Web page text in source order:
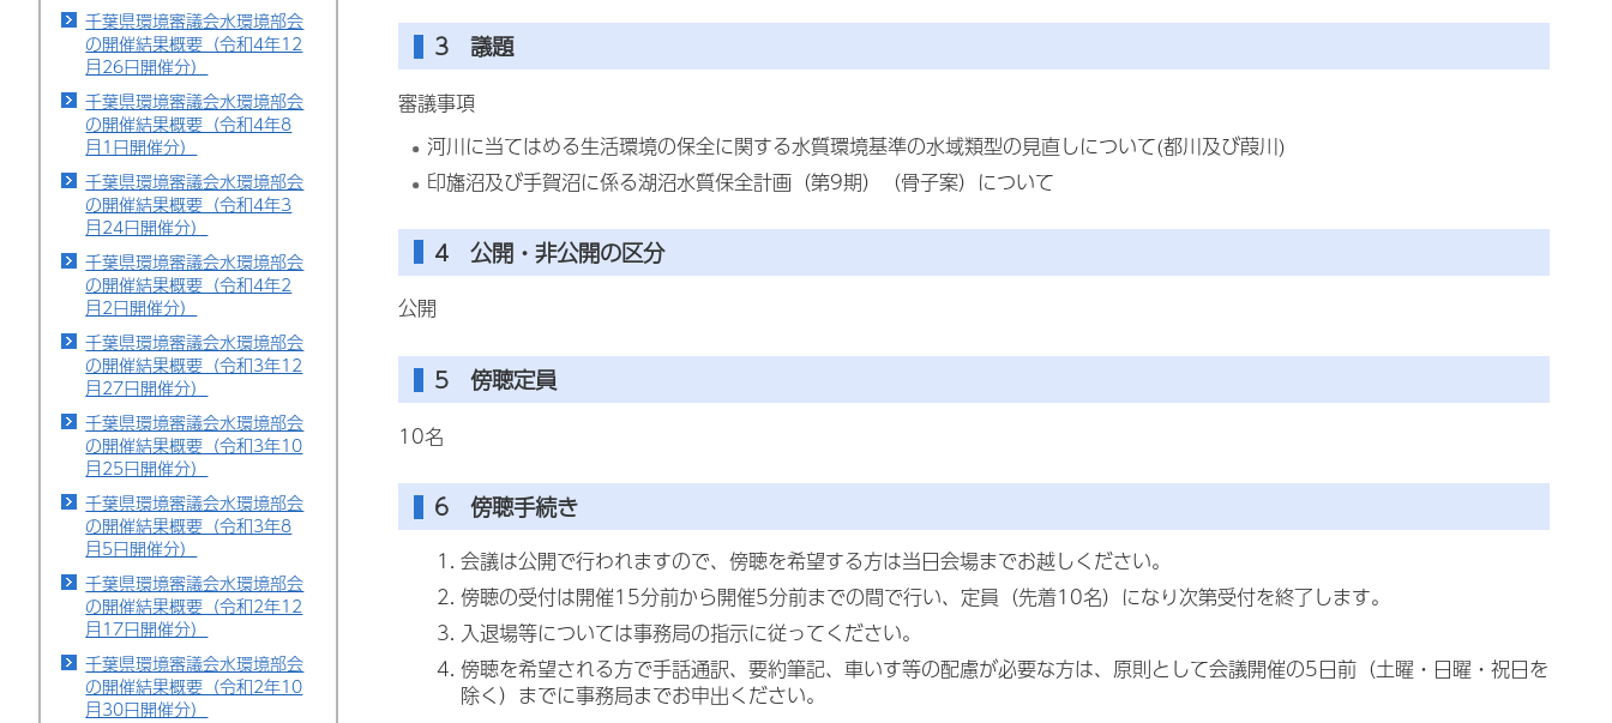
千葉県環境審議会水環境部会
の開催結果概要（令和4年12
月26日開催分）
千葉県環境審議会水環境部会
の開催結果概要（令和4年8
月1日開催分）
千葉県環境審議会水環境部会
の開催結果概要（令和4年3
月24日開催分）
千葉県環境審議会水環境部会
の開催結果概要（令和4年2
月2日開催分）
千葉県環境審議会水環境部会
の開催結果概要（令和3年12
月27日開催分）
千葉県環境審議会水環境部会
の開催結果概要（令和3年10
月25日開催分）
千葉県環境審議会水環境部会
の開催結果概要（令和3年8
月5日開催分）
千葉県環境審議会水環境部会
の開催結果概要（令和2年12
月17日開催分）
千葉県環境審議会水環境部会
の開催結果概要（令和2年10
月30日開催分）
3 議題
審議事項
河川に当てはめる生活環境の保全に関する水質環境基準の水域類型の見直しについて(都川及び葭川)
印旛沼及び手賀沼に係る湖沼水質保全計画（第9期）（骨子案）について
4 公開・非公開の区分
公開
5 傍聴定員
10名
6 傍聴手続き
会議は公開で行われますので、傍聴を希望する方は当日会場までお越しください。
傍聴の受付は開催15分前から開催5分前までの間で行い、定員（先着10名）になり次第受付を終了します。
入退場等については事務局の指示に従ってください。
傍聴を希望される方で手話通訳、要約筆記、車いす等の配慮が必要な方は、原則として会議開催の5日前（土曜・日曜・祝日を
除く）までに事務局までお申出ください。